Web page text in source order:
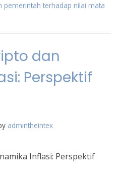
pemerintah terhadap nilai mata
dan
Perspektif
admintheintex
Inflasi: Perspektif